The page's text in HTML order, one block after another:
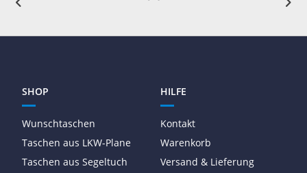
SHOP
Wunschtaschen
Taschen aus LKW-Plane
Taschen aus Segeltuch
HILFE
Kontakt
Warenkorb
Versand & Lieferung